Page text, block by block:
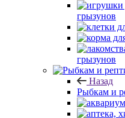
грызунов
грызунов
Назад
Рыбкам и